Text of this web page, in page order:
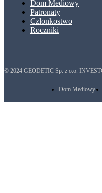
Dom Mediowy
Patronaty
Członkostwo
Roczniki
© 2024 GEODETIC Sp. z o.o.
Dom Mediowy